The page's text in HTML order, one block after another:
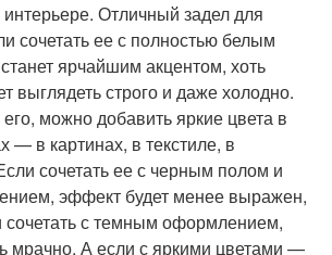
Отличный задел для
сочетать ее с полностью белым
ярчайшим акцентом, хоть
выглядеть строго и даже холодно.
можно добавить яркие цвета в
— в картинах, в текстиле, в
сочетать ее с черным полом и
эффект будет менее выражен,
сочетать с темным оформлением,
мрачно. А если с яркими цветами —